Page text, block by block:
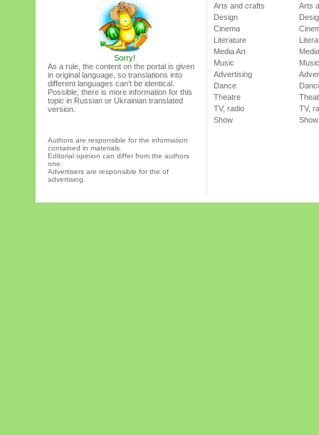
Sorry!
As a rule, the content on the portal is given
in original language, so translations into
different languages can’t be identical.
Possible, there is more information for this
topic in Russian or Ukrainian translated
version.
Authors are responsible for the information
contained in materials.
Editorial opinion can differ from the authors
one.
Advertisers are responsible for the of
advertising.
Arts and crafts
Design
Cinema
Literature
Media Art
Music
Advertising
Dance
Theatre
TV, radio
Show
Arts
Music
TV,
Show